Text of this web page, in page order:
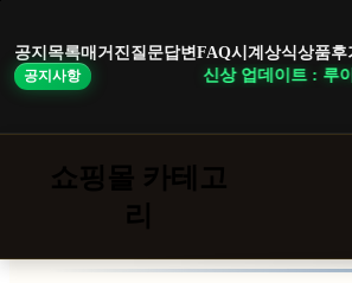
공지목록매거진 질문답변 FAQ시계상식상품후
공지사항 신상 업데이트 : 루이비통 티
바
로
기